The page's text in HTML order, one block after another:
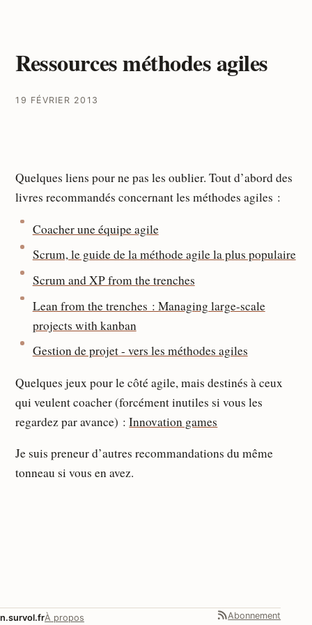
Ressources méthodes agiles
19 FÉVRIER 2013
Quelques liens pour ne pas les oublier. Tout d’abord des
livres recommandés concernant les méthodes agiles :
Coacher une équipe agile
Scrum, le guide de la méthode agile la plus populaire
Scrum and XP from the trenches
Lean from the trenches : Managing large-scale
projects with kanban
Gestion de projet - vers les méthodes agiles
Quelques jeux pour le côté agile, mais destinés à ceux
qui veulent coacher (forcément inutiles si vous les
regardez par avance) :Innovation games
Je suis preneur d’autres recommandations du même
tonneau si vous en avez.
n.survol.frÀ propos Abonnement